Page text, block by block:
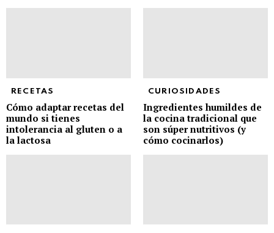
RECETAS
Cómo adaptar recetas del
mundo si tienes
intolerancia al gluten o a
la lactosa
CURIOSIDADES
Ingredientes humildes de
la cocina tradicional que
son súper nutritivos (y
cómo cocinarlos)